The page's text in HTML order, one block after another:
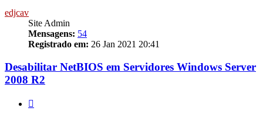
edjcav
Site Admin
Mensagens: 54
Registrado em: 26 Jan 2021 20:41
Desabilitar NetBIOS em Servidores Windows Server
2008 R2